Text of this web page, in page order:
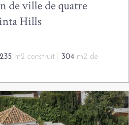
de ville de quatre
Hills
235 m2 construit | 304 m2 de